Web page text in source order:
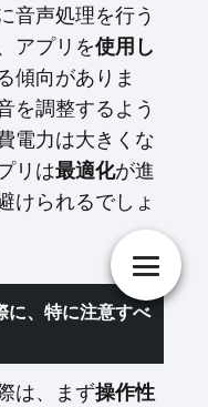
音声処理を行う
アプリを使用し
傾向がありま
を調整するよう
電力は大きくな
リは最適化が進
けられるでしょ
に、特に注意すべ
は、まず操作性